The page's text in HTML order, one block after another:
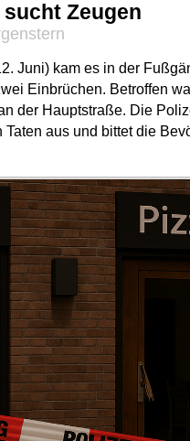
Zeugen
Juni) kam es in der
Einbrüchen. Betroffen
der Hauptstraße. Die
aus und bittet die